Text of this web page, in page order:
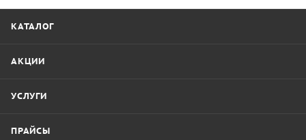
КАТАЛОГ
АКЦИИ
УСЛУГИ
ПРАЙСЫ